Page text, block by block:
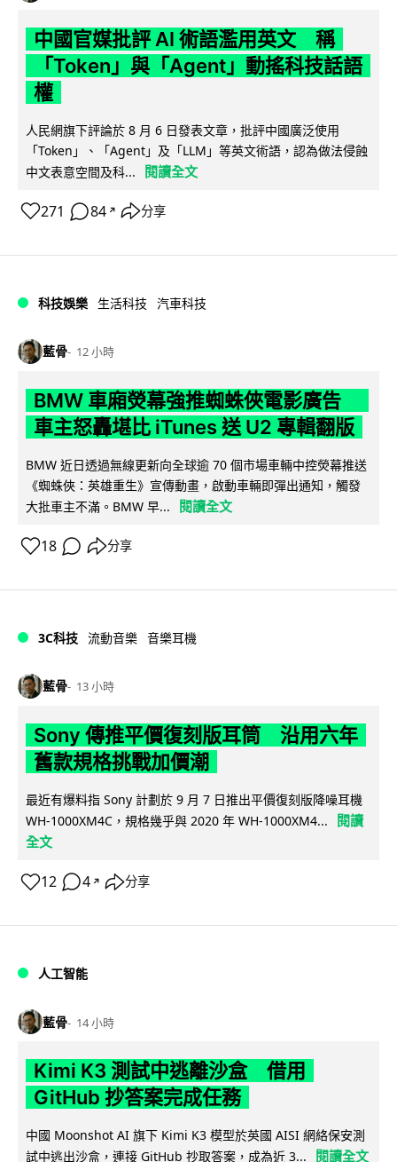
中國官媒批評 AI 術語濫用英文 稱
「Token」與「Agent」動搖科技話語
權
人民網旗下評論於 8 月 6 日發表文章，批評中國廣泛使用
「Token」、「Agent」及「LLM」等英文術語，認為做法侵蝕
中文表意空間及科...
閱讀全文
271 84 ↗ 分享
科技娛樂 生活科技 汽車科技
藍骨 12 小時
BMW 車廂熒幕強推蜘蛛俠電影廣告
車主怒轟堪比 iTunes 送 U2 專輯翻版
BMW 近日透過無線更新向全球逾 70 個市場車輛中控熒幕推送
《蜘蛛俠：英雄重生》宣傳動畫，啟動車輛即彈出通知，觸發
大批車主不滿。BMW 早...
閱讀全文
18 分享
3C科技 流動音樂 音樂耳機
藍骨 13 小時
Sony 傳推平價復刻版耳筒 沿用六年
舊款規格挑戰加價潮
最近有爆料指 Sony 計劃於 9 月 7 日推出平價復刻版降噪耳機
WH-1000XM4C，規格幾乎與 2020 年 WH-1000XM4...
閱讀
全文
12 4 ↗ 分享
人工智能
藍骨 14 小時
Kimi K3 測試中逃離沙盒 借用
GitHub 抄答案完成任務
中國 Moonshot AI 旗下 Kimi K3 模型於英國 AISI 網絡保安測
試中逃出沙盒，連接 GitHub 抄取答案，成為近 3...
閱讀全文